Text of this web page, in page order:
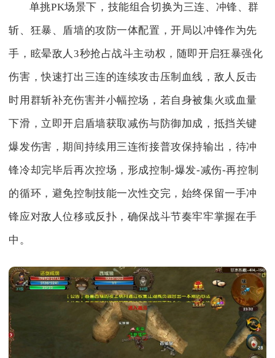
单挑PK场景下，技能组合切换为三连、冲锋、群
斩、狂暴、盾墙的攻防一体配置，开局以冲锋作为先
手，眩晕敌人3秒抢占战斗主动权，随即开启狂暴强化
伤害，快速打出三连的连续攻击压制血线，敌人反击
时用群斩补充伤害并小幅控场，若自身被集火或血量
下滑，立即开启盾墙获取减伤与防御加成，抵挡关键
爆发伤害，期间持续用三连衔接普攻保持输出，待冲
锋冷却完毕后再次控场，形成控制-爆发-减伤-再控制
的循环，避免控制技能一次性交完，始终保留一手冲
锋应对敌人位移或反扑，确保战斗节奏牢牢掌握在手
中。